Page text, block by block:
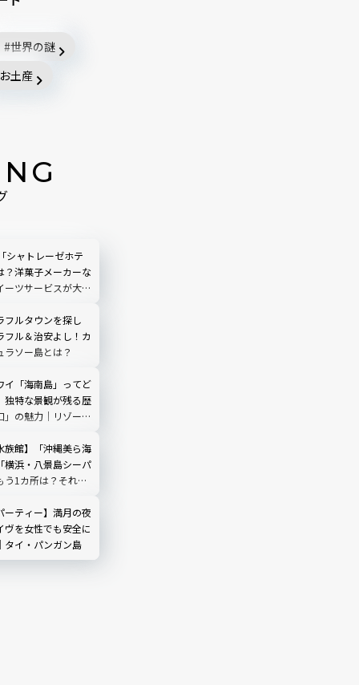
世界の謎
お土産
シャトレーゼホテ
？洋菓子メーカーな
ーツサービスが大好
フルタウンを探し
フル＆治安よし！カ
ラソー島とは？
イ「海南島」ってど
独特な景観が残る歴
」の魅力│リゾート
族館】「沖縄美ら海
横浜・八景島シーパ
う1カ所は？それぞ
ーティー】満月の夜
ヴを女性でも安全に
タイ・パンガン島